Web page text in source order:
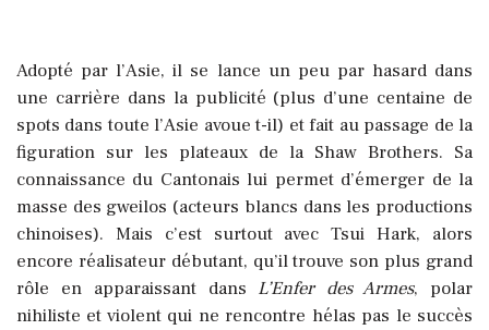
Adopté par l’Asie, il se lance un peu par hasard dans
une carrière dans la publicité (plus d’une centaine de
spots dans toute l’Asie avoue t-il) et fait au passage de la
figuration sur les plateaux de la Shaw Brothers. Sa
connaissance du Cantonais lui permet d’émerger de la
masse des gweilos (acteurs blancs dans les productions
chinoises). Mais c’est surtout avec Tsui Hark, alors
encore réalisateur débutant, qu’il trouve son plus grand
rôle en apparaissant dans L’Enfer des Armes, polar
nihiliste et violent qui ne rencontre hélas pas le succès